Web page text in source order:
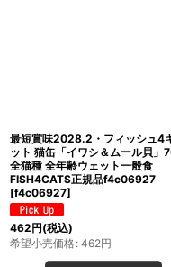
最短賞味2028.2・フィッシュ4
ット 猫缶「イワシ＆ムール貝」
全猫種 全年齢ウェット一般食
FISH4CATS正規品f4c06927
[f4c06927]
462円(税込)
希望小売価格: 462円